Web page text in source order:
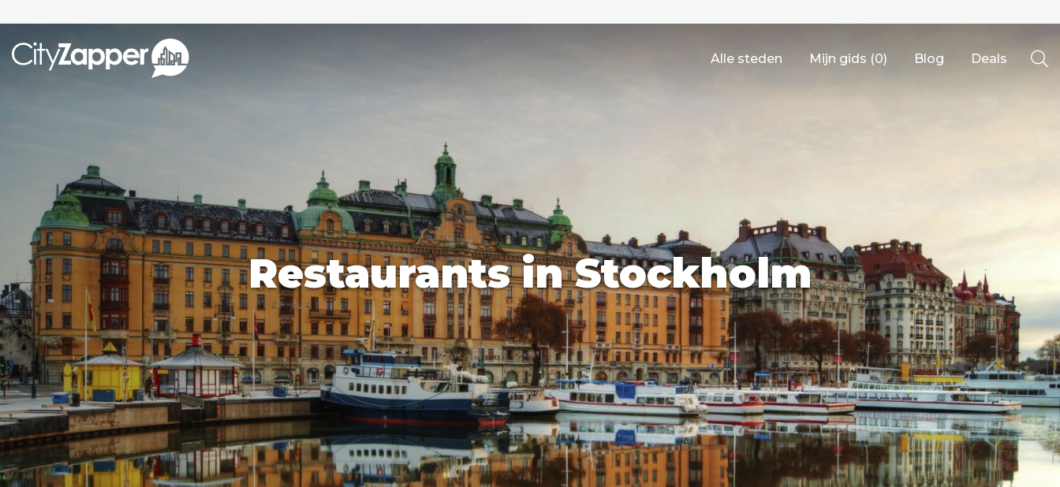
Alle steden Mijn gids (0) Blog Deals
Duitsland
Europa
Noord-Amerika
Azië
Andere wereldsteden
Uitgelichte bestemmingen
Phoenix Dresden
Parijs Tokio Amsterdam Barcelona Dubai Milaan Singapore Rome Berlijn Mechelen
Venetië
Florence
Dublin Hong Kong München Wenen Budapest Bangkok Madrid Vancouver
Alles bekijken
Restaurants in Stockholm